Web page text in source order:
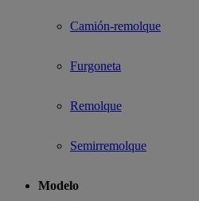
Camión-remolque
Furgoneta
Remolque
Semirremolque
Modelo